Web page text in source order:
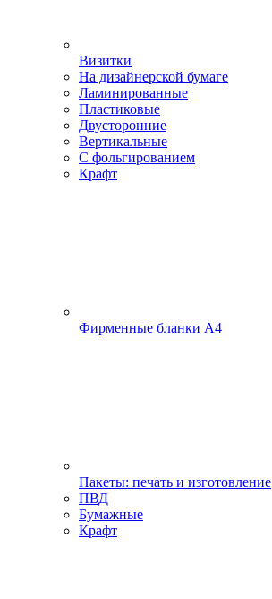
Визитки
На дизайнерской бумаге
Ламинированные
Пластиковые
Двусторонние
Вертикальные
С фольгированием
Крафт
Фирменные бланки А4
Пакеты: печать и изготовление
ПВД
Бумажные
Крафт